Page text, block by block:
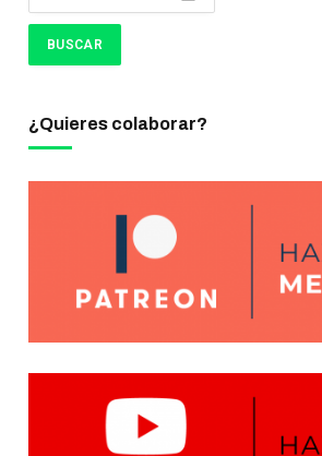
¿Quieres colaborar?